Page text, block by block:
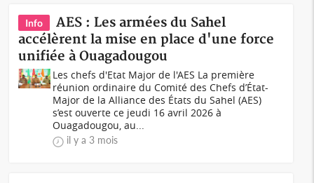
Info
AES : Les armées du Sahel
accélèrent la mise en place d'une force
unifiée à Ouagadougou
Les chefs d'Etat Major de l'AES La première
réunion ordinaire du Comité des Chefs d’État-
Major de la Alliance des États du Sahel (AES)
s’est ouverte ce jeudi 16 avril 2026 à
Ouagadougou, au...
il y a 3 mois